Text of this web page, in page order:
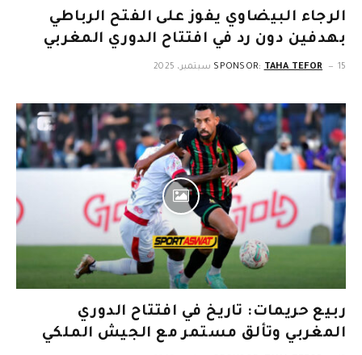
الرجاء البيضاوي يفوز على الفتح الرباطي
بهدفين دون رد في افتتاح الدوري المغربي
SPONSOR: TAHA TEFOR 15 سبتمبر، 2025
ربيع حريمات: تاريخ في افتتاح الدوري
المغربي وتألق مستمر مع الجيش الملكي